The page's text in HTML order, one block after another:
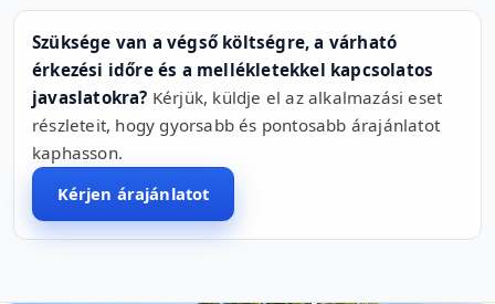
Szüksége van a végső költségre, a várható
érkezési időre és a mellékletekkel kapcsolatos
javaslatokra? Kérjük, küldje el az alkalmazási eset
részleteit, hogy gyorsabb és pontosabb árajánlatot
kaphasson.
Kérjen árajánlatot